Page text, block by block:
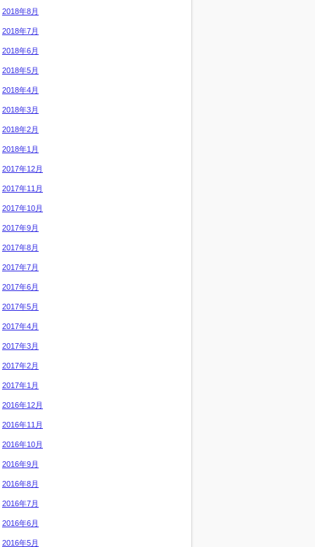
2018年8月
2018年7月
2018年6月
2018年5月
2018年4月
2018年3月
2018年2月
2018年1月
2017年12月
2017年11月
2017年10月
2017年9月
2017年8月
2017年7月
2017年6月
2017年5月
2017年4月
2017年3月
2017年2月
2017年1月
2016年12月
2016年11月
2016年10月
2016年9月
2016年8月
2016年7月
2016年6月
2016年5月